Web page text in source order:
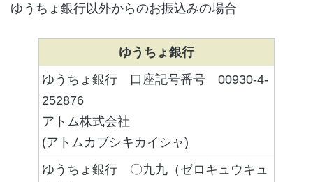
ゆうちょ銀行以外からのお振込みの場合
ゆうちょ銀行
ゆうちょ銀行 口座記号番号 00930-4-
252876
アトム株式会社
(アトムカブシキカイシャ)
ゆうちょ銀行 〇九九（ゼロキュウキュ